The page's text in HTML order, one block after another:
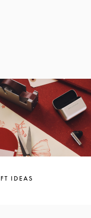
IDEAS